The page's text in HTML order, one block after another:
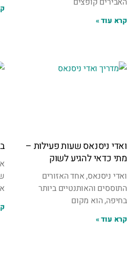
קרא עוד »
ואדי ניסנאס שעות פעילות –
מתי כדאי להגיע לשוק
ואדי ניסנאס, אחד האזורים
התוססים והאותנטיים ביותר
בחיפה, הוא מקום
קרא עוד »